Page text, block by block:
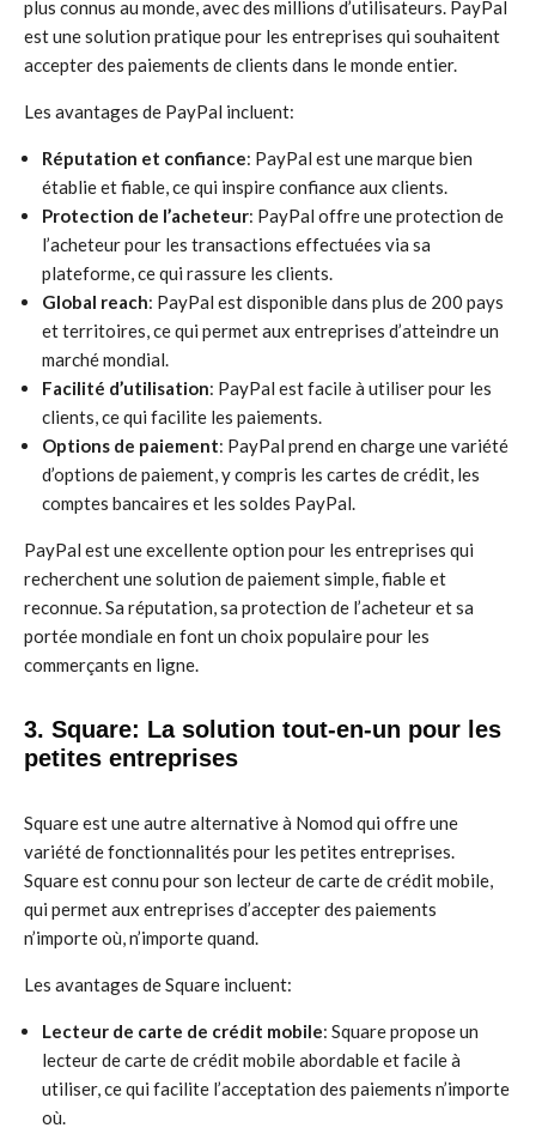
plus connus au monde, avec des millions d’utilisateurs. PayPal
est une solution pratique pour les entreprises qui souhaitent
accepter des paiements de clients dans le monde entier.
Les avantages de PayPal incluent:
Réputation et confiance: PayPal est une marque bien
établie et fiable, ce qui inspire confiance aux clients.
Protection de l’acheteur: PayPal offre une protection de
l’acheteur pour les transactions effectuées via sa
plateforme, ce qui rassure les clients.
Global reach: PayPal est disponible dans plus de 200 pays
et territoires, ce qui permet aux entreprises d’atteindre un
marché mondial.
Facilité d’utilisation: PayPal est facile à utiliser pour les
clients, ce qui facilite les paiements.
Options de paiement: PayPal prend en charge une variété
d’options de paiement, y compris les cartes de crédit, les
comptes bancaires et les soldes PayPal.
PayPal est une excellente option pour les entreprises qui
recherchent une solution de paiement simple, fiable et
reconnue. Sa réputation, sa protection de l’acheteur et sa
portée mondiale en font un choix populaire pour les
commerçants en ligne.
3. Square: La solution tout-en-un pour les
petites entreprises
Square est une autre alternative à Nomod qui offre une
variété de fonctionnalités pour les petites entreprises.
Square est connu pour son lecteur de carte de crédit mobile,
qui permet aux entreprises d’accepter des paiements
n’importe où, n’importe quand.
Les avantages de Square incluent:
Lecteur de carte de crédit mobile: Square propose un
lecteur de carte de crédit mobile abordable et facile à
utiliser, ce qui facilite l’acceptation des paiements n’importe
où.